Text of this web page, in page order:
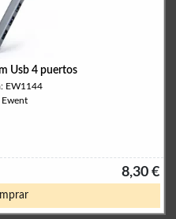
Usb 4 puertos
EW1144
Ewent
8,30 €